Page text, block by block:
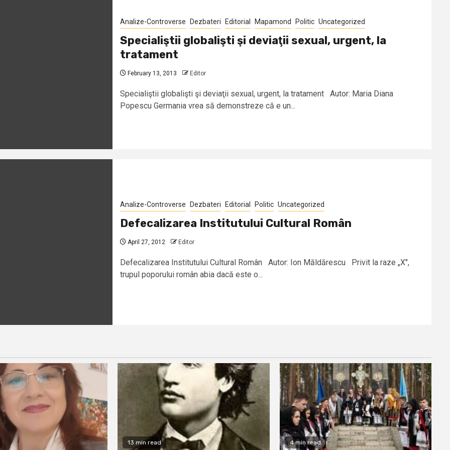
Analize-Controverse Dezbateri Editorial Mapamond Politic Uncategorized
Specialiştii globalişti şi deviaţii sexual, urgent, la
tratament
February 13, 2013 Editor
Specialiştii globalişti şi deviaţii sexual, urgent, la tratament Autor: Maria Diana
Popescu Germania vrea să demonstreze că e un...
Analize-Controverse Dezbateri Editorial Politic Uncategorized
Defecalizarea Institutului Cultural Român
April 27, 2012 Editor
Defecalizarea Institutului Cultural Român Autor: Ion Măldărescu Privit la raze „X",
trupul poporului român abia dacă este o...
13 min read 4 min read